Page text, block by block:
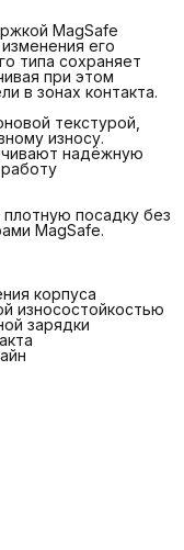
MagSafe
его
типа сохраняет
при этом
в зонах контакта.
текстурой,
износу.
надёжную
посадку без
MagSafe.
корпуса
износостойкостью
зарядки